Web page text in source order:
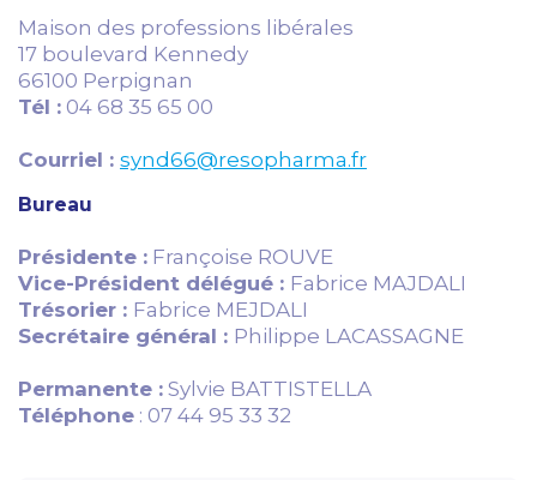
Maison des professions libérales
17 boulevard Kennedy
66100 Perpignan
Tél : 04 68 35 65 00
Courriel : synd66@resopharma.fr
Bureau
Présidente : Françoise ROUVE
Vice-Président délégué : Fabrice MAJDALI
Trésorier : Fabrice MEJDALI
Secrétaire général : Philippe LACASSAGNE
Permanente : Sylvie BATTISTELLA
Téléphone : 07 44 95 33 32